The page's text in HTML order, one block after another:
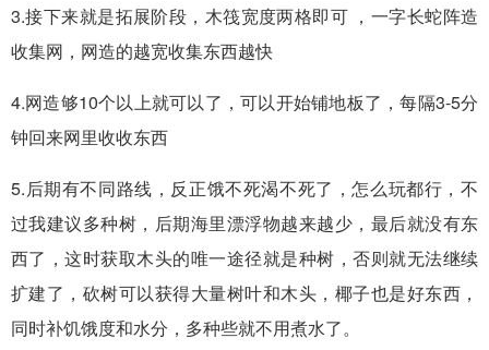
3.接下来就是拓展阶段，木筏宽度两格即可 ，一字长蛇阵造
收集网，网造的越宽收集东西越快
4.网造够10个以上就可以了，可以开始铺地板了，每隔3-5分
钟回来网里收收东西
5.后期有不同路线，反正饿不死渴不死了，怎么玩都行，不
过我建议多种树，后期海里漂浮物越来越少，最后就没有东
西了，这时获取木头的唯一途径就是种树，否则就无法继续
扩建了，砍树可以获得大量树叶和木头，椰子也是好东西，
同时补饥饿度和水分，多种些就不用煮水了。